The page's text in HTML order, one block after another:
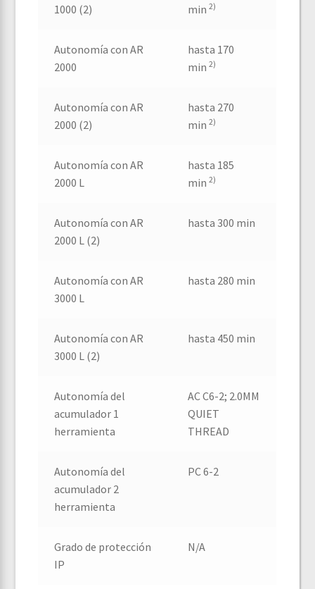
1000 (2)
min2)
Autonomía con AR
2000
hasta 170
min2)
Autonomía con AR
2000 (2)
hasta 270
min2)
Autonomía con AR
2000 L
hasta 185
min2)
Autonomía con AR
2000 L (2)
hasta 300 min
Autonomía con AR
3000 L
hasta 280 min
Autonomía con AR
3000 L (2)
hasta 450 min
Autonomía del
acumulador 1
herramienta
AC C6-2; 2.0MM
QUIET
THREAD
Autonomía del
acumulador 2
herramienta
PC 6-2
Grado de protección
IP
N/A